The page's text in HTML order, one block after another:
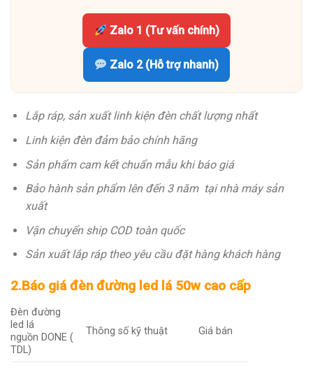
Zalo 1 (Tư vấn chính)
Zalo 2 (Hỗ trợ nhanh)
Lắp ráp, sản xuất linh kiện đèn chất lượng nhất
Linh kiện đèn đảm bảo chính hãng
Sản phẩm cam kết chuẩn mẫu khi báo giá
Bảo hành sản phẩm lên đến 3 năm tại nhà máy sản
xuất
Vận chuyển ship COD toàn quốc
Sản xuất lắp ráp theo yêu cầu đặt hàng khách hàng
2.Báo giá đèn đường led lá 50w cao cấp
Đèn đường
led lá
nguồn DONE (
TDL)
Thông số kỹ thuật Giá bán